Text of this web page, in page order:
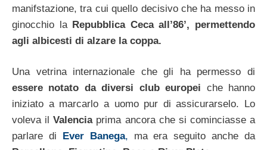
manifstazione, tra cui quello decisivo che ha messo in
ginocchio la Repubblica Ceca all’86’, permettendo
agli albicesti di alzare la coppa.
Una vetrina internazionale che gli ha permesso di
essere notato da diversi club europei che hanno
iniziato a marcarlo a uomo pur di assicurarselo. Lo
voleva ilValenciaprima ancora che si cominciasse a
parlare di Ever Banega, ma era seguito anche da